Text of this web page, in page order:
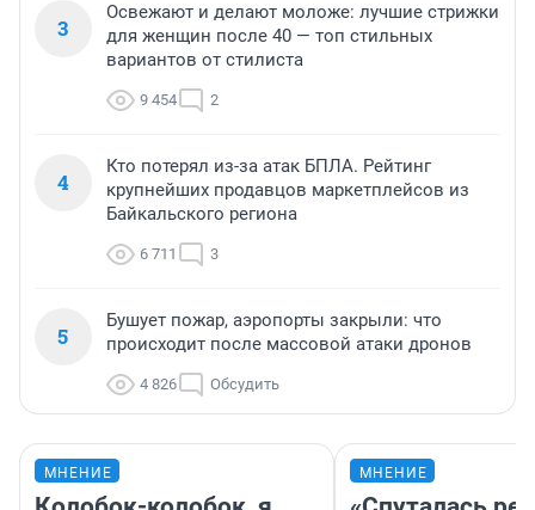
3
Освежают и делают моложе: лучшие стрижки
для женщин после 40 — топ стильных
вариантов от стилиста
9 454 2
4
Кто потерял из-за атак БПЛА. Рейтинг
крупнейших продавцов маркетплейсов из
Байкальского региона
6 711 3
5
Бушует пожар, аэропорты закрыли: что
происходит после массовой атаки дронов
4 826 Обсудить
МНЕНИЕ МНЕНИЕ